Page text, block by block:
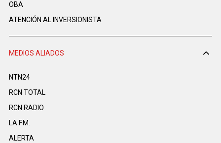
OBA
ATENCIÓN AL INVERSIONISTA
MEDIOS ALIADOS
NTN24
RCN TOTAL
RCN RADIO
LA F.M.
ALERTA